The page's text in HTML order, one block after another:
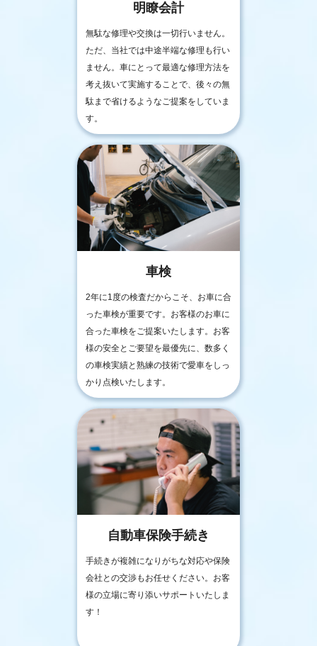
明瞭会計
無駄な修理や交換は一切行いません。
ただ、当社では中途半端な修理も行い
ません。車にとって最適な修理方法を
考え抜いて実施することで、後々の無
駄まで省けるようなご提案をしていま
す。
車検
2年に1度の検査だからこそ、お車に合
った車検が重要です。お客様のお車に
合った車検をご提案いたします。お客
様の安全とご要望を最優先に、数多く
の車検実績と熟練の技術で愛車をしっ
かり点検いたします。
自動車保険手続き
手続きが複雑になりがちな対応や保険
会社との交渉もお任せください。お客
様の立場に寄り添いサポートいたしま
す！